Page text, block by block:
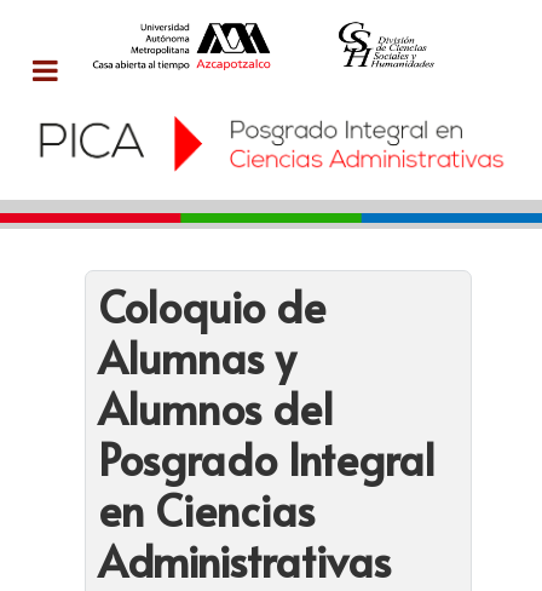
Coloquio de
Alumnas y
Alumnos del
Posgrado Integral
en Ciencias
Administrativas